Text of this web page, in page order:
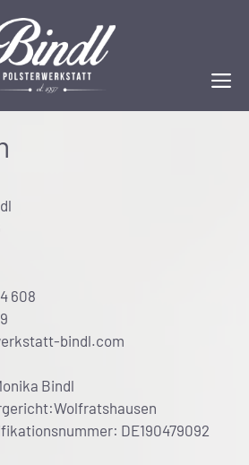
608
bindl.com
Bindl
DE190479092